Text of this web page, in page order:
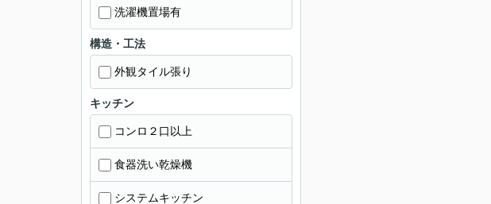
洗濯機置場有
構造・工法
外観タイル張り
キッチン
コンロ２口以上
食器洗い乾燥機
システムキッチン